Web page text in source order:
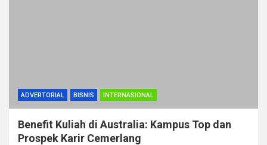
ADVERTORIAL BISNIS INTERNASIONAL
Benefit Kuliah di Australia: Kampus Top dan
Prospek Karir Cemerlang